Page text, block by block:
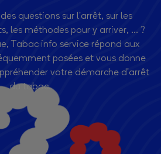
questions sur l'arrêt, sur les
les méthodes pour y arriver, ... ?
Tabac info service répond aux
posées et vous donne
votre démarche d'arrêt
du tabac.